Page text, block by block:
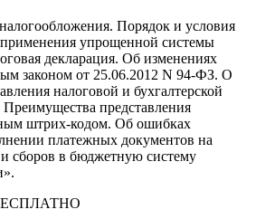
Порядок и условия
упрощенной системы
декларация. Об изменениях
законом от 25.06.2012 N 94-ФЗ. О
налоговой и бухгалтерской
представления
штрих-кодом. Об ошибках
платежных документов на
сборов в бюджетную систему
БЕСПЛАТНО